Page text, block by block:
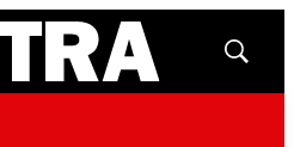
Mostrar